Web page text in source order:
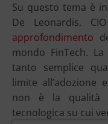
Su questo tema è
De Leonardis,
approfondimento
mondo FinTech.
tanto semplice
limite all’adozione
non è la qualità
tecnologica su cui